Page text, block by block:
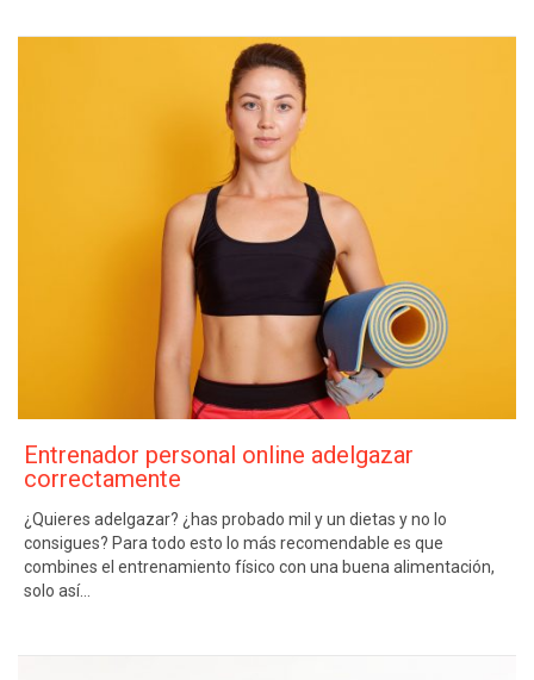
Entrenador personal online adelgazar
correctamente
¿Quieres adelgazar? ¿has probado mil y un dietas y no lo
consigues? Para todo esto lo más recomendable es que
combines el entrenamiento físico con una buena alimentación,
solo así…